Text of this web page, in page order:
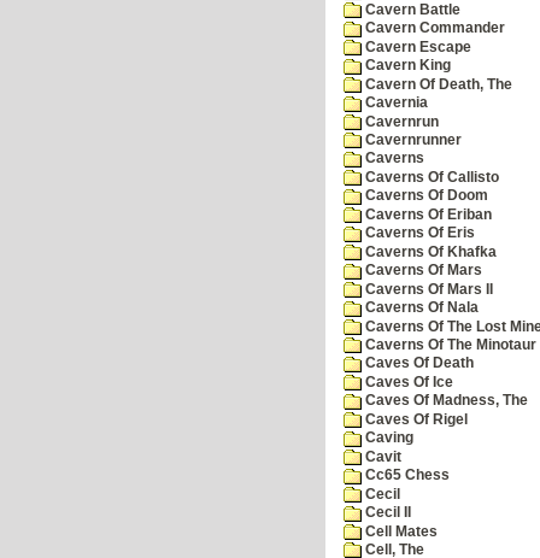
Cavern Battle
Cavern Commander
Cavern Escape
Cavern King
Cavern Of Death, The
Cavernia
Cavernrun
Cavernrunner
Caverns
Caverns Of Callisto
Caverns Of Doom
Caverns Of Eriban
Caverns Of Eris
Caverns Of Khafka
Caverns Of Mars
Caverns Of Mars II
Caverns Of Nala
Caverns Of The Lost
Caverns Of The Minotaur
Caves Of Death
Caves Of Ice
Caves Of Madness, The
Caves Of Rigel
Caving
Cavit
Cc65 Chess
Cecil
Cecil II
Cell Mates
Cell, The